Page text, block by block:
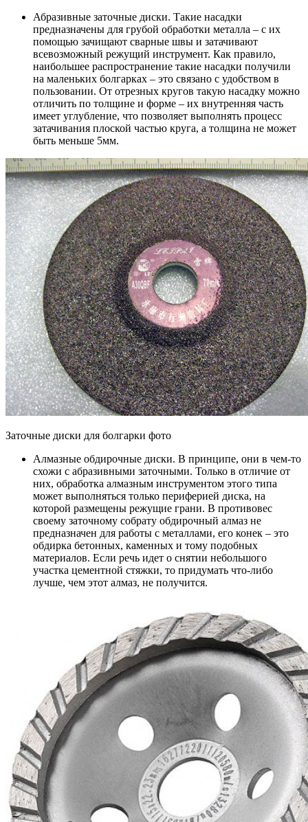
Абразивные заточные диски. Такие насадки
предназначены для грубой обработки металла – с их
помощью зачищают сварные швы и затачивают
всевозможный режущий инструмент. Как правило,
наибольшее распространение такие насадки получили
на маленьких болгарках – это связано с удобством в
пользовании. От отрезных кругов такую насадку можно
отличить по толщине и форме – их внутренняя часть
имеет углубление, что позволяет выполнять процесс
затачивания плоской частью круга, а толщина не может
быть меньше 5мм.
Заточные диски для болгарки фото
Алмазные обдирочные диски. В принципе, они в чем-то
схожи с абразивными заточными. Только в отличие от
них, обработка алмазным инструментом этого типа
может выполняться только периферией диска, на
которой размещены режущие грани. В противовес
своему заточному собрату обдирочный алмаз не
предназначен для работы с металлами, его конек – это
обдирка бетонных, каменных и тому подобных
материалов. Если речь идет о снятии небольшого
участка цементной стяжки, то придумать что-либо
лучше, чем этот алмаз, не получится.